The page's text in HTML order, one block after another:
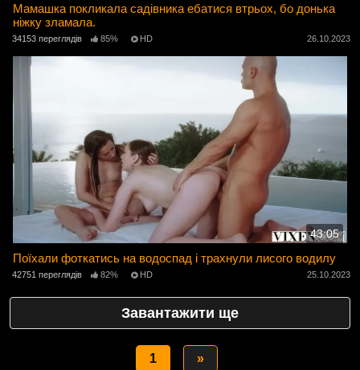
Мамашка покликала садівника ебатися втрьох, бо донька
ніжку зламала.
34153 переглядів 85% HD 26.10.2023
43:05
Поїхали фоткатись на водоспад і трахнули лисого водилу
42751 переглядів 82% HD 25.10.2023
Завантажити ще
1 »